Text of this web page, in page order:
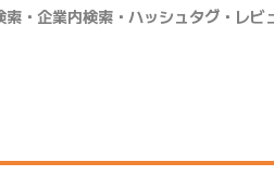
・企業内検索・ハッシュタグ・レ